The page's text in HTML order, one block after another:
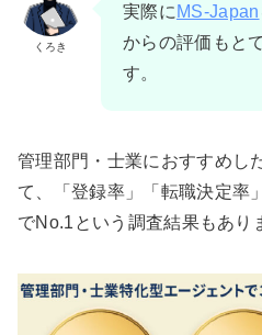
くろき
実際に MS-Japan
からの評価もと
す。
管理部門・士業におすすめし
て、「登録率」「転職決定率
でNo.1という調査結果もあり